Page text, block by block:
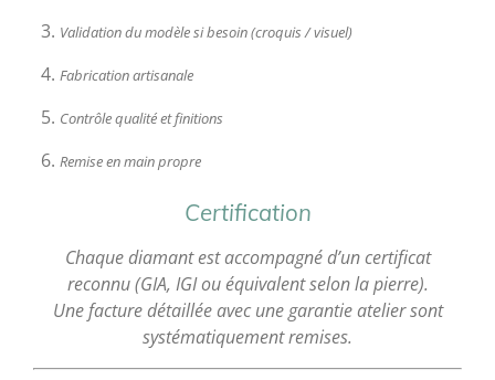
Validation du modèle si besoin (croquis / visuel)
Fabrication artisanale
Contrôle qualité et finitions
Remise en main propre
Certification
Chaque diamant est accompagné d’un certificat
reconnu (GIA, IGI ou équivalent selon la pierre).
Une facture détaillée avec une garantie atelier sont
systématiquement remises.